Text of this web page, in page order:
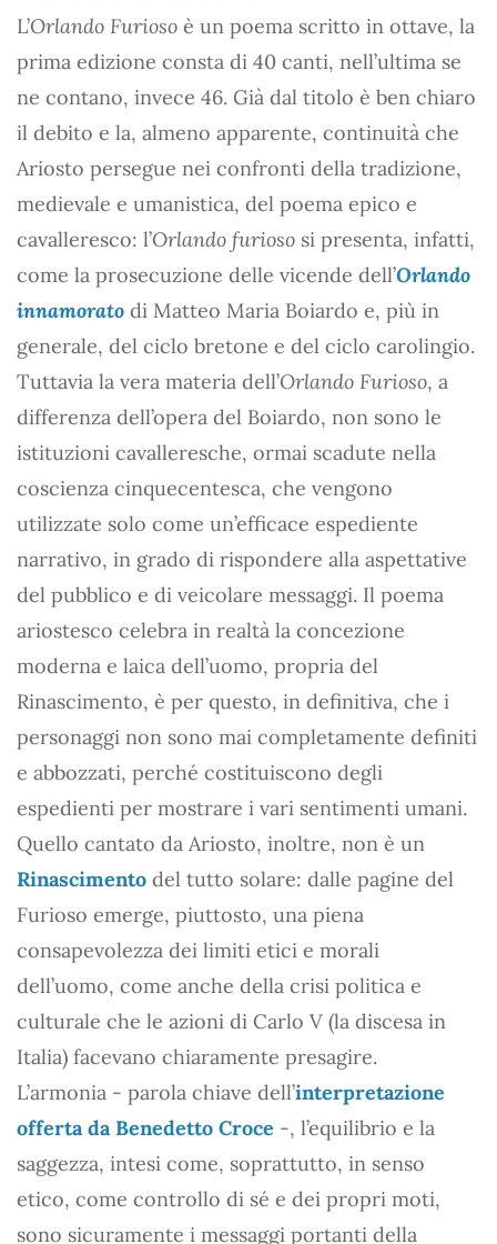
L’Orlando Furioso è un poema scritto in ottave, la
prima edizione consta di 40 canti, nell’ultima se
ne contano, invece 46. Già dal titolo è ben chiaro
il debito e la, almeno apparente, continuità che
Ariosto persegue nei confronti della tradizione,
medievale e umanistica, del poema epico e
cavalleresco: l’Orlando furioso si presenta, infatti,
come la prosecuzione delle vicende dell’Orlando
innamorato di Matteo Maria Boiardo e, più in
generale, del ciclo bretone e del ciclo carolingio.
Tuttavia la vera materia dell’Orlando Furioso, a
differenza dell’opera del Boiardo, non sono le
istituzioni cavalleresche, ormai scadute nella
coscienza cinquecentesca, che vengono
utilizzate solo come un’efficace espediente
narrativo, in grado di rispondere alla aspettative
del pubblico e di veicolare messaggi. Il poema
ariostesco celebra in realtà la concezione
moderna e laica dell’uomo, propria del
Rinascimento, è per questo, in definitiva, che i
personaggi non sono mai completamente definiti
e abbozzati, perché costituiscono degli
espedienti per mostrare i vari sentimenti umani.
Quello cantato da Ariosto, inoltre, non è un
Rinascimento del tutto solare: dalle pagine del
Furioso emerge, piuttosto, una piena
consapevolezza dei limiti etici e morali
dell’uomo, come anche della crisi politica e
culturale che le azioni di Carlo V (la discesa in
Italia) facevano chiaramente presagire.
L’armonia - parola chiave dell’interpretazione
offerta da Benedetto Croce -, l’equilibrio e la
saggezza, intesi come, soprattutto, in senso
etico, come controllo di sé e dei propri moti,
sono sicuramente i messaggi portanti della